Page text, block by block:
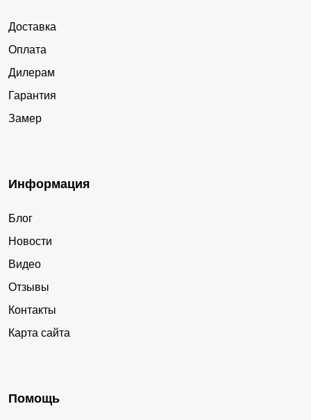
Доставка
Оплата
Дилерам
Гарантия
Замер
Информация
Блог
Новости
Видео
Отзывы
Контакты
Карта сайта
Помощь